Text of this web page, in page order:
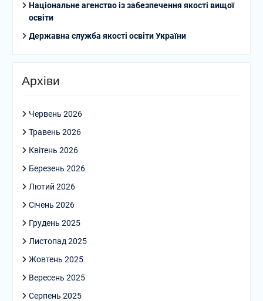
Національне агенство із забезпечення якості вищої
освіти
Державна служба якості освіти України
Архіви
Червень 2026
Травень 2026
Квітень 2026
Березень 2026
Лютий 2026
Січень 2026
Грудень 2025
Листопад 2025
Жовтень 2025
Вересень 2025
Серпень 2025